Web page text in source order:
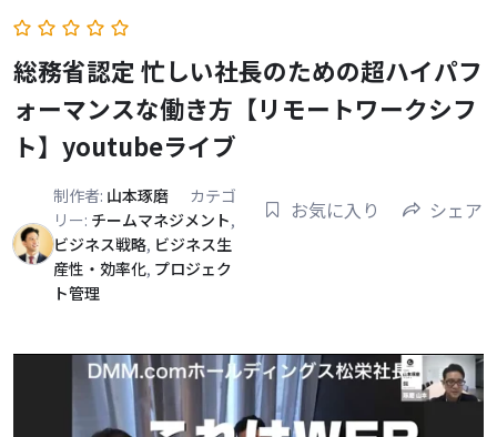
総務省認定 忙しい社長のための超ハイパフ
ォーマンスな働き方【リモートワークシフ
ト】youtubeライブ
制作者: 山本琢磨
カテゴ
リー: チームマネジメント,
ビジネス戦略, ビジネス生
産性・効率化, プロジェク
ト管理
お気に入り シェア